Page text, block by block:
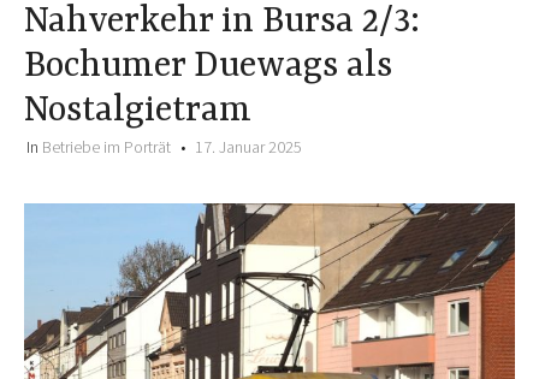
Nahverkehr in Bursa 2/3:
Bochumer Duewags als
Nostalgietram
In Betriebe im Porträt 17. Januar 2025